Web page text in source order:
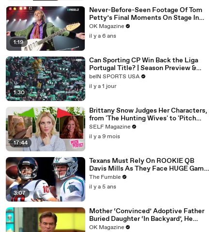
1:19
Never-Before-Seen Footage Of Tom
Petty’s Final Moments On Stage In
New REELZ Doc: Watch
OK Magazine
il y a 6 ans
1:30
Can Sporting CP Win Back the Liga
Portugal Title? | Season Preview &
Analysis
beIN SPORTS USA
il y a 1 jour
17:44
Brittany Snow Judges Her Characters,
from 'The Hunting Wives' to 'Pitch
Perfect'
SELF Magazine
il y a 9 mois
3:07
Texans Must Rely On ROOKIE QB
Davis Mills As They Face HUGE Game
Against The Panthers: TNF Preview
The Fumble
il y a 5 ans
Mother ‘Convinced’ Adoptive Father
Buried Daughter ‘In Backyard’, He
Denies Claim
OK Magazine